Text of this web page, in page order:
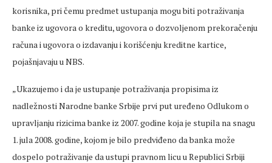
korisnika, pri čemu predmet ustupanja mogu biti potraživanja
banke iz ugovora o kreditu, ugovora o dozvoljenom prekoračenju
računa i ugovora o izdavanju i korišćenju kreditne kartice,
pojašnjavaju u NBS.
„Ukazujemo i da je ustupanje potraživanja propisima iz
nadležnosti Narodne banke Srbije prvi put uređeno Odlukom o
upravljanju rizicima banke iz 2007. godine koja je stupila na snagu
1. jula 2008. godine, kojom je bilo predviđeno da banka može
dospelo potraživanje da ustupi pravnom licu u Republici Srbiji